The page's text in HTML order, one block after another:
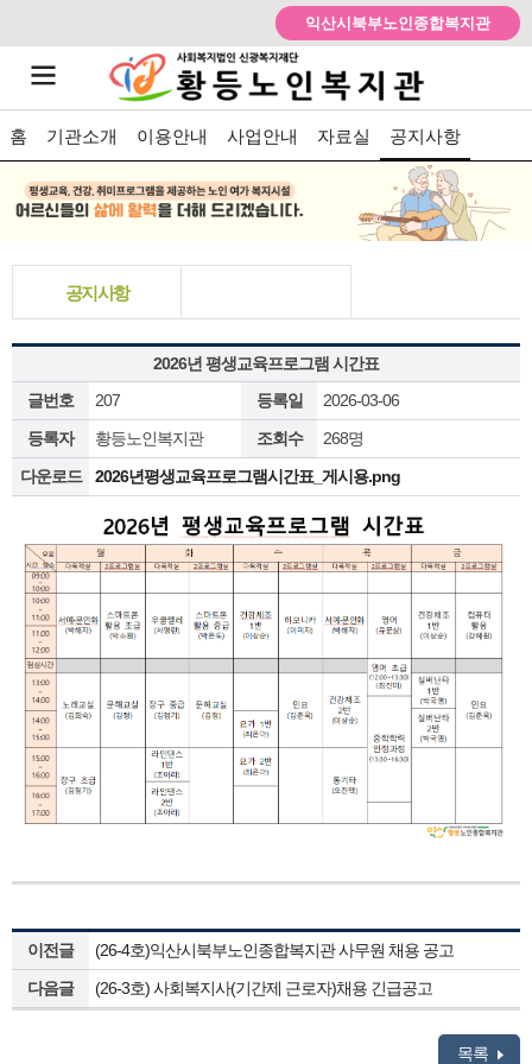
익산시북부노인종합복지관
홈 기관소개 이용안내 사업안내 자료실 공지사항
공지사항
2026년 평생교육프로그램 시간표
글번호
207 등록일
2026-03-06
등록자
황등노인복지관 조회수
268명
다운로드
2026년평생교육프로그램시간표_게시용.png
이전글
(26-4호)익산시북부노인종합복지관 사무원 채용 공고
다음글
(26-3호) 사회복지사(기간제 근로자)채용 긴급공고
목록